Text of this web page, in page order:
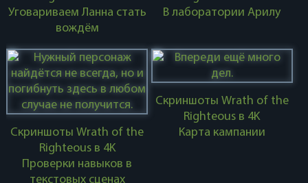
Уговариваем Ланна стать
вождём
В лаборатории Арилу
Скриншоты Wrath of the
Righteous в 4K
Проверки навыков в
текстовых сценах
Скриншоты Wrath of the
Righteous в 4K
Карта кампании